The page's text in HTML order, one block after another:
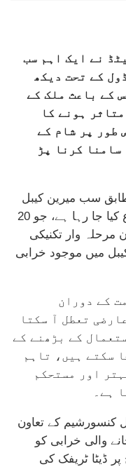
نے ایک اہم سب
کے تحت دیکھ
کے باعث ملک کے
ہونے کا
طور پر شام کے
سامنا کرنا پڑ
سب میرین کیبل
کی مرمت کا کام 14 اپریل سے شروع کیا جا رہا ہے، جو 20
مرحلہ وار تکنیکی
میں موجود خرابی
کے دوران
تعطل آ سکتا
کے بڑھنے کے
سکتے ہیں، تاہم
اور مستحکم
ہے۔
کنسورشیم کے تعاون
والی خرابی کو
ڈیٹا ٹریفک کی